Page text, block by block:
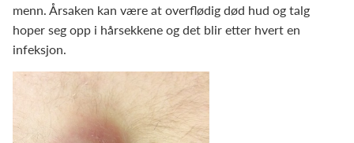
menn. Årsaken kan være at overflødig død hud og talg
hoper seg opp i hårsekkene og det blir etter hvert en
infeksjon.